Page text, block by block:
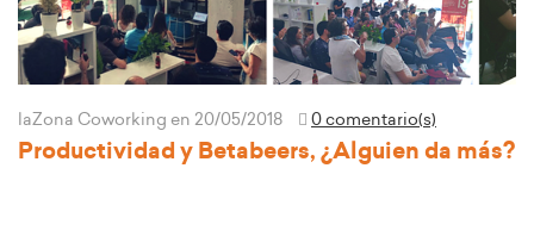
laZona Coworking en 20/05/2018 0 comentario(s)
Productividad y Betabeers, ¿Alguien da más?